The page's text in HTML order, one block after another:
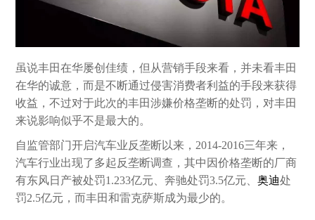
虽说丰田在华屡创佳绩，但从营销手段来看，并未看丰田
在华的诚意，而是不断通过侵害消费者利益的手段来获得
收益，不过对于此次的丰田涉嫌价格垄断的处罚，对丰田
来说影响似乎不是最大的。
自监管部门开启汽车业反垄断以来，2014-2016三年来，
汽车行业出现了多起反垄断调查，其中因价格垄断的厂商
有东风日产被处罚1.233亿元、奔驰处罚3.5亿元、奥迪处
罚2.5亿元，而丰田和雷克萨斯成为最少的。